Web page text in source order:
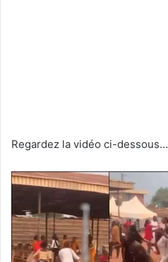
Regardez la vidéo ci-dessous…